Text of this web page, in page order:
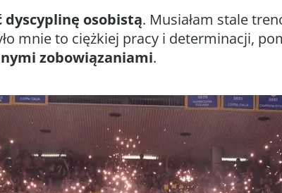
dyscyplinę osobistą. Musiałam stale
mnie to ciężkiej pracy i determinacji,
zobowiązaniami.